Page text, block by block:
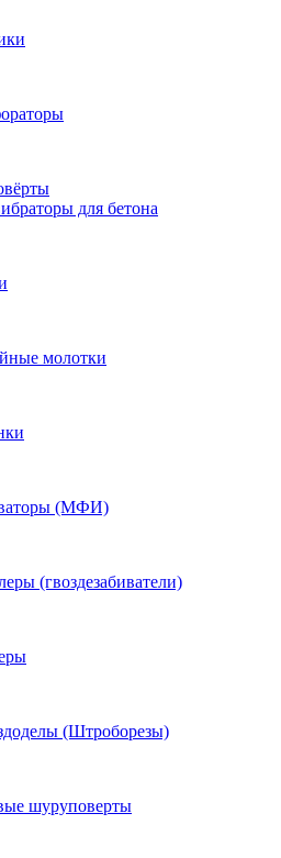
для бетона
молотки
(МФИ)
(гвоздезабиватели)
(Штроборезы)
шуруповерты